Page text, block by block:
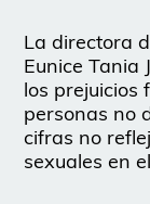
La directora
Eunice Tania
los prejuicios
personas no
cifras no
sexuales en